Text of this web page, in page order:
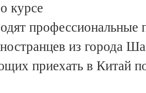
курсе
профессиональные
из города
приехать в Китай